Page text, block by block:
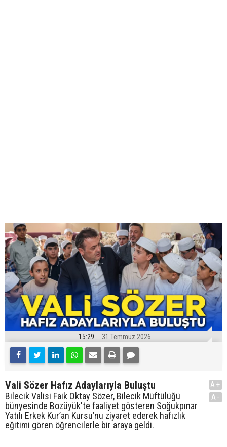
15:29 31 Temmuz 2026
Vali Sözer Hafız Adaylarıyla Buluştu
Bilecik Valisi Faik Oktay Sözer, Bilecik Müftülüğü
bünyesinde Bozüyük'te faaliyet gösteren Soğukpınar
Yatılı Erkek Kur’an Kursu’nu ziyaret ederek hafızlık
eğitimi gören öğrencilerle bir araya geldi.
A+
A-